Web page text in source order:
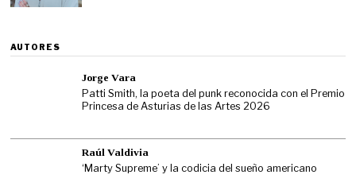
AUTORES
Jorge Vara
Patti Smith, la poeta del punk reconocida con el Premio
Princesa de Asturias de las Artes 2026
Raúl Valdivia
‘Marty Supreme’ y la codicia del sueño americano